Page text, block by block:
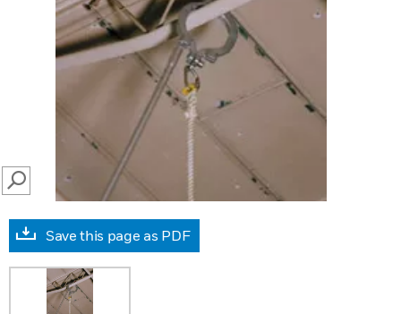
SEARCH
Save this page as PDF